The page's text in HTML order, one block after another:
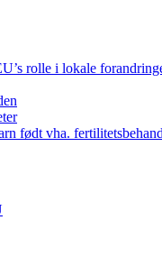
rolle i lokale
født vha.